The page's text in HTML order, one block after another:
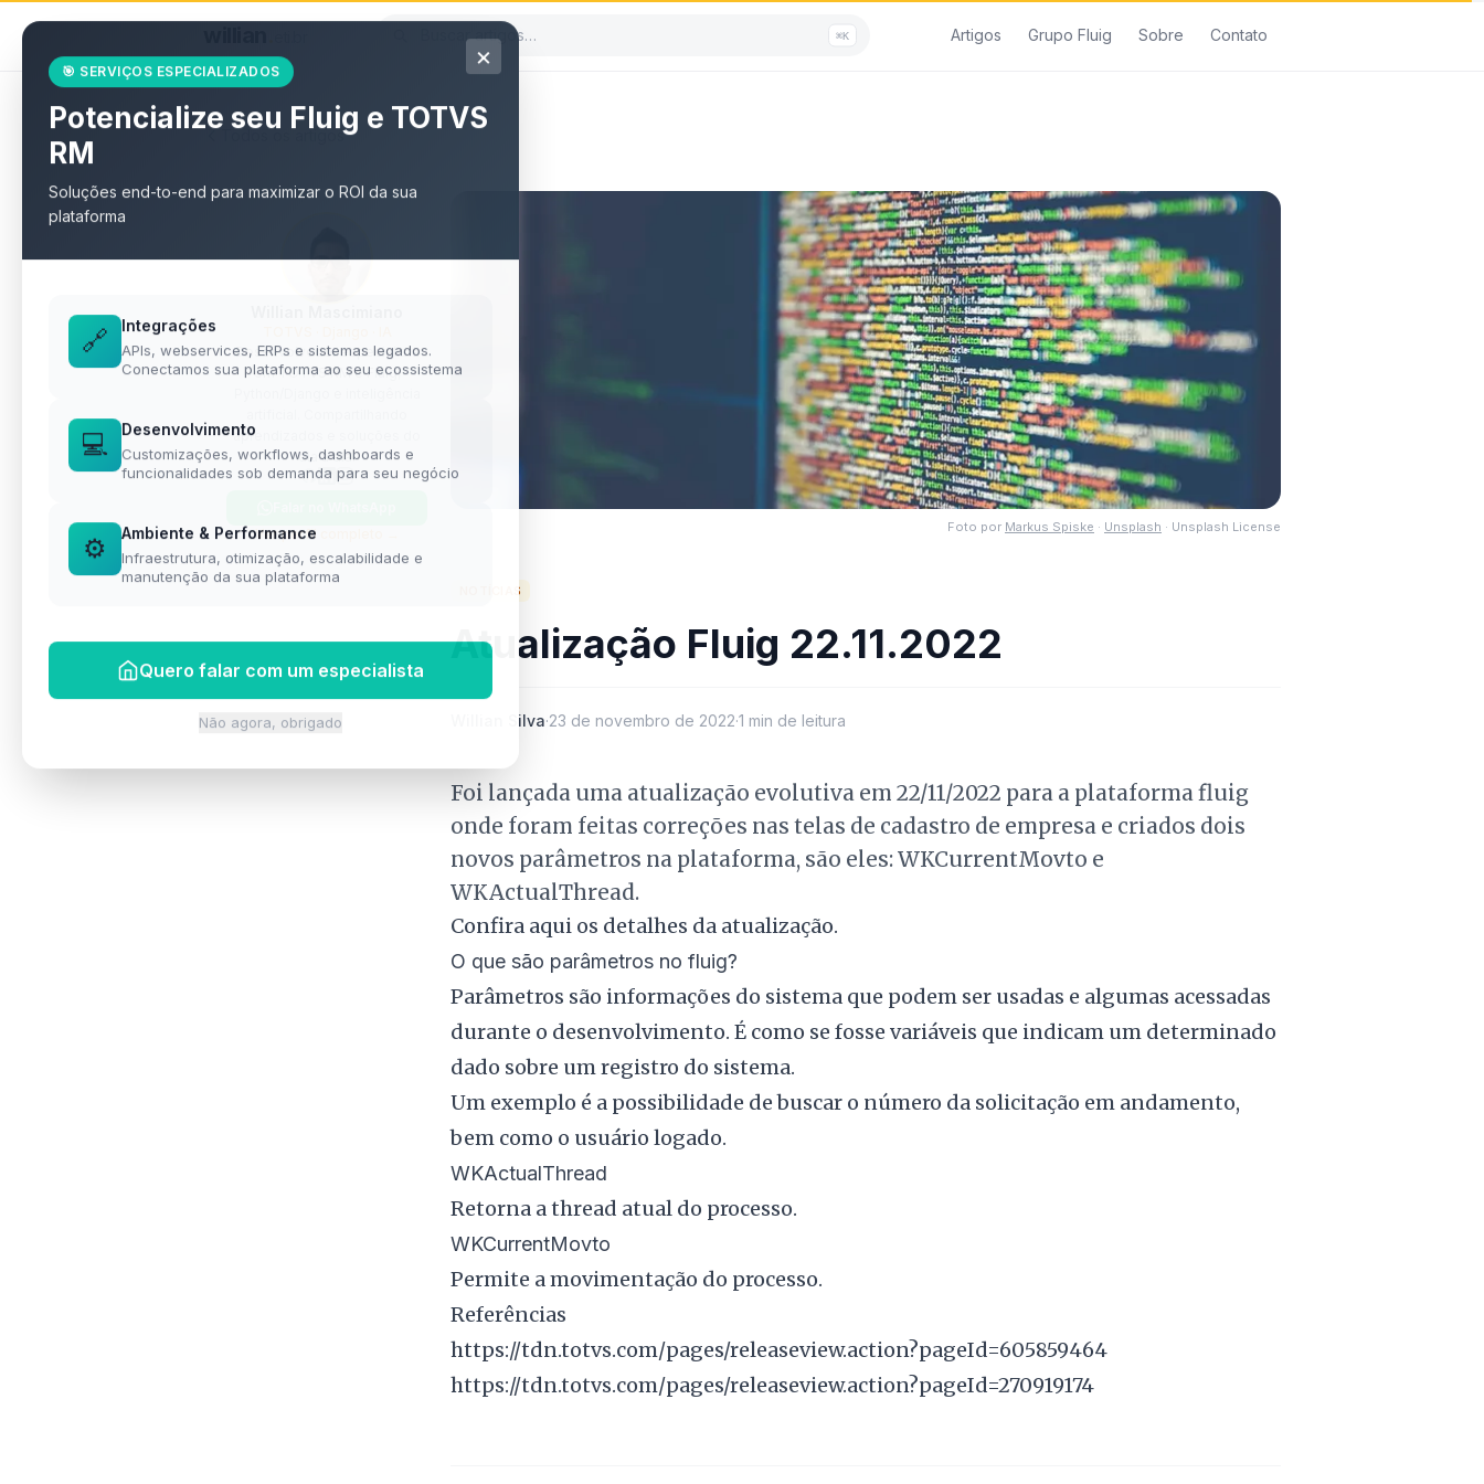
⌘K Artigos Grupo Fluig Sobre Contato
Todos os artigos
Desenvolvedor especialista
em TOTVS RM e Fluig,
aprendizados e soluções do
dia a dia.
Ver perfil completo →
Foto por Markus Spiske · Unsplash · Unsplash License
NOTÍCIAS
Atualização Fluig 22.11.2022
Willian Silva·23 de novembro de 2022·1 min de leitura
Foi lançada uma atualização evolutiva em 22/11/2022 para a plataforma fluig
onde foram feitas correções nas telas de cadastro de empresa e criados dois
novos parâmetros na plataforma, são eles: WKCurrentMovto e
WKActualThread.
Confira aqui os detalhes da atualização.
O que são parâmetros no fluig?
Parâmetros são informações do sistema que podem ser usadas e algumas acessadas
durante o desenvolvimento. É como se fosse variáveis que indicam um determinado
dado sobre um registro do sistema.
Um exemplo é a possibilidade de buscar o número da solicitação em andamento,
bem como o usuário logado.
WKActualThread
Retorna a thread atual do processo.
WKCurrentMovto
Permite a movimentação do processo.
Referências
https://tdn.totvs.com/pages/releaseview.action?pageId=605859464
https://tdn.totvs.com/pages/releaseview.action?pageId=270919174
×
🎯 SERVIÇOS ESPECIALIZADOS
Potencialize seu Fluig e TOTVS
RM
Soluções end-to-end para maximizar o ROI da sua
plataforma
🔗 Integrações
APIs, webservices, ERPs e sistemas legados.
Conectamos sua plataforma ao seu ecossistema
💻 Desenvolvimento
Customizações, workflows, dashboards e
funcionalidades sob demanda para seu negócio
⚙️ Ambiente & Performance
Infraestrutura, otimização, escalabilidade e
manutenção da sua plataforma
Quero falar com um especialista
Não agora, obrigado